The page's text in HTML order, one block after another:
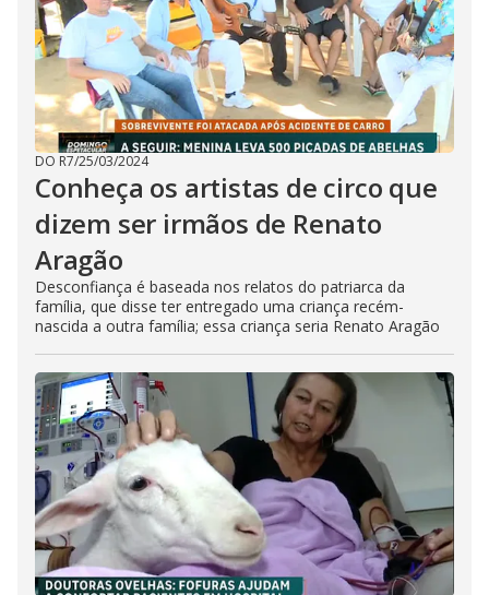
DO R7/25/03/2024
Conheça os artistas de circo que
dizem ser irmãos de Renato
Aragão
Desconfiança é baseada nos relatos do patriarca da
família, que disse ter entregado uma criança recém-
nascida a outra família; essa criança seria Renato Aragão